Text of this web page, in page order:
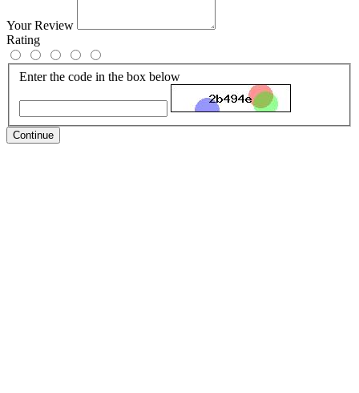
Your Review
Rating
Enter the code in the box below
Continue